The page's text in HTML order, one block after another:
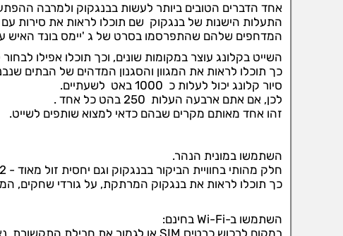
אחד הדברים הטובים ביותר לעשות בבנגקוק ולמרבה
התעלות הישנות של בנגקוק שם תוכלו לראות את סירות
המדחפים שלהם שהתפרסמו בסרט של ג 'יימס בונד האיש
השייט בקלונג עוצר במקומות שונים, וכך תוכלו אפילו
כך תוכלו לראות את המגוון והסגנון המדהים של הבתים
סיור קלונג יכול לעלות כ 1000 באט לשעתיים.
לכן, אם אתם ארבעה העלות 250 בהט כל אחד .
זהו אחד מאותם מקרים שבהם כדאי למצוא שותפים לשייט.
השתמשו במונית הנהר.
חלק מהותי בחוויית הביקור בבנגקוק וגם יחסית זול מאוד - 12 בהט.
כך תוכלו לראות את בנגקוק המרתקת, על גורדי שחקים,
השתמשו ב-Wi-Fi בחינם: